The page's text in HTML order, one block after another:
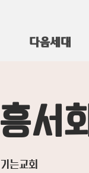
다음세대
서회
는교회